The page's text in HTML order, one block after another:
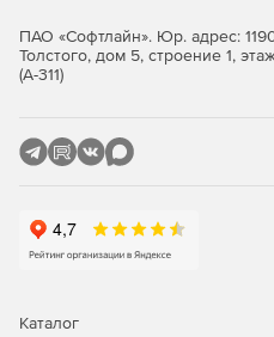
Мастеринг
записи с помощью умных
или использовать
Скорость сканирования
улучшена с новым
сделаны исправления
ПАО «Софтлайн». Юр. адрес:
Толстого, дом 5, строение 1,
(А-311)
Каталог